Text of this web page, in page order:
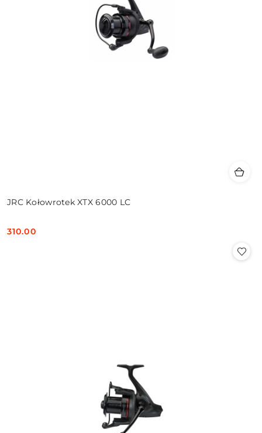
JRC Kołowrotek XTX 6000 LC
Cena:
310.00